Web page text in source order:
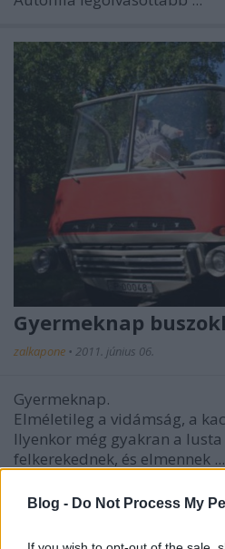
Blog - Do Not Process My
Gyermeknap
zalkapone • 2011. június 06.
Gyermeknap.
Elméletileg a vidámság, a
Ilyenkor még gyakran a
felkerekednek, és elmennek ...